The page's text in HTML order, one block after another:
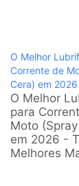
O Melhor
Corrente de
Cera) em 2026
O Melhor
para
Moto
em 2026 -
Melhores